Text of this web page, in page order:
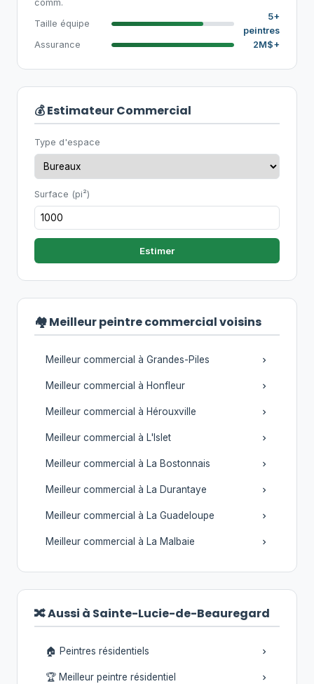
comm.
Taille équipe
5+
peintres
Assurance
2M$+
💰 Estimateur Commercial
Type d'espace
Surface (pi²)
Estimer
🏘️ Meilleur peintre commercial voisins
Meilleur commercial à Grandes-Piles
Meilleur commercial à Honfleur
Meilleur commercial à Hérouxville
Meilleur commercial à L'Islet
Meilleur commercial à La Bostonnais
Meilleur commercial à La Durantaye
Meilleur commercial à La Guadeloupe
Meilleur commercial à La Malbaie
🔀 Aussi à Sainte-Lucie-de-Beauregard
🏠 Peintres résidentiels
🏆 Meilleur peintre résidentiel